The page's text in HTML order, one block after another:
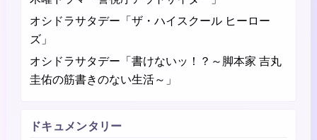
オシドラサタデー「ザ・ハイスクール ヒーロー
ズ」
オシドラサタデー「書けないッ！？～脚本家 吉丸
圭佑の筋書きのない生活～」
ドキュメンタリー